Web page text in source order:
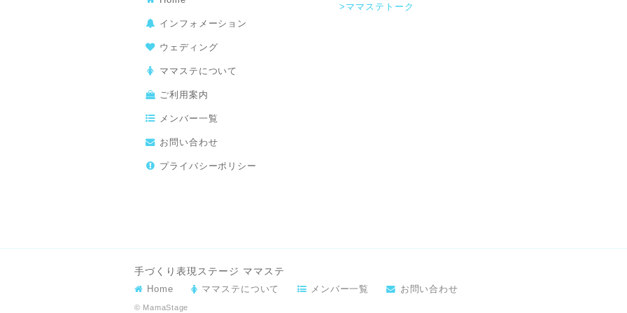
>ママステトーク
インフォメーション
ウェディング
ママステについて
ご利用案内
メンバー一覧
お問い合わせ
プライバシーポリシー
手づくり表現ステージ ママステ
Home ママステについて メンバー一覧 お問い合わせ
© MamaStage